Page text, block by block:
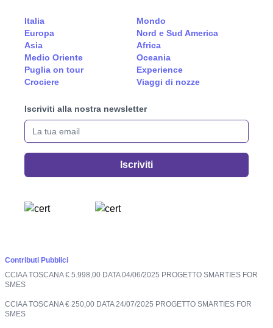
Italia
Mondo
Europa
Nord e Sud America
Asia
Africa
Medio Oriente
Oceania
Puglia on tour
Experience
Crociere
Viaggi di nozze
Iscriviti alla nostra newsletter
La tua email
Iscriviti
Contributi Pubblici
CCIAA TOSCANA € 5.998,00 DATA 04/06/2025 PROGETTO SMARTIES FOR
SMES
CCIAA TOSCANA € 250,00 DATA 24/07/2025 PROGETTO SMARTIES FOR
SMES